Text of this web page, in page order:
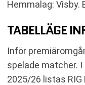
Hemmalag: Visby.
TABELLÄGE
Inför
spelade matcher.
2025/26 listas